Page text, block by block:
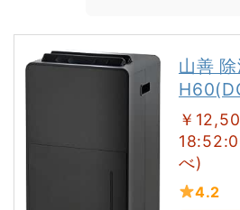
山善
￥
べ)
4.2